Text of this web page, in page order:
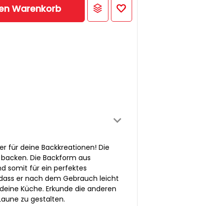
Warenkorb
für deine Backkreationen! Die
Die Backform aus
somit für ein perfektes
er nach dem Gebrauch leicht
Küche. Erkunde die anderen
zu gestalten.